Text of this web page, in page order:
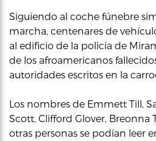
Siguiendo al coche fúnebre
marcha, centenares de
al edificio de la policía de
de los afroamericanos
autoridades escritos en la
Los nombres de Emmett Till,
Scott, Clifford Glover, Breonna
otras personas se podían leer